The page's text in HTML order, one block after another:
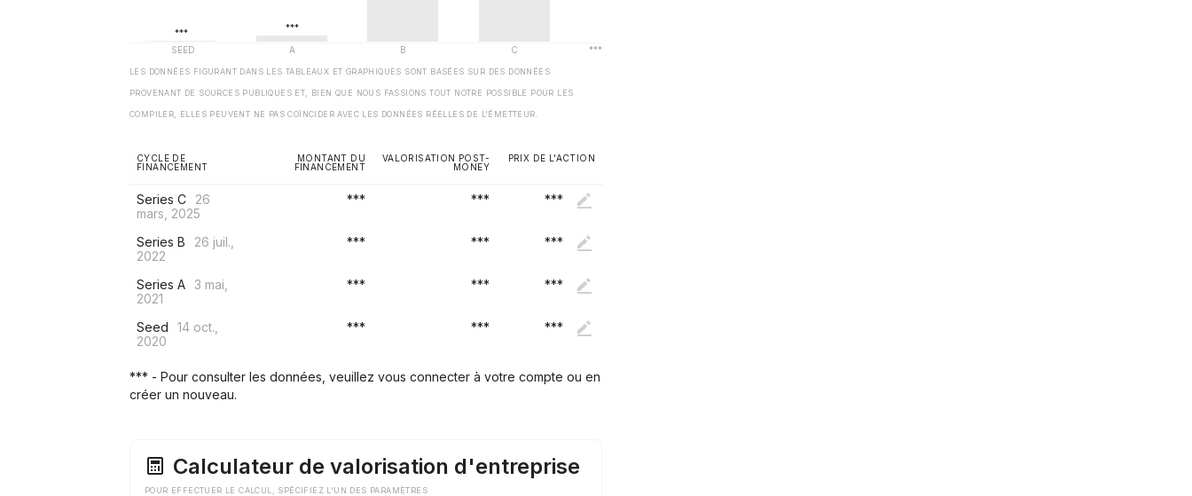
LES DONNÉES FIGURANT DANS LES TABLEAUX ET GRAPHIQUES SONT BASÉES SUR DES DONNÉES
PROVENANT DE SOURCES PUBLIQUES ET, BIEN QUE NOUS FASSIONS TOUT NOTRE POSSIBLE POUR LES
COMPILER, ELLES PEUVENT NE PAS COÏNCIDER AVEC LES DONNÉES RÉELLES DE L'ÉMETTEUR.
CYCLE DE
FINANCEMENT
MONTANT DU
FINANCEMENT
VALORISATION POST-
MONEY
PRIX DE L'ACTION
Series C
26
mars, 2025
*** *** ***
Series B
26 juil.,
2022
*** *** ***
Series A 3 mai,
2021
*** *** ***
Seed
14 oct.,
2020
*** *** ***
*** - Pour consulter les données, veuillez vous connecter à votre compte ou en
créer un nouveau.
Calculateur de valorisation d'entreprise
POUR EFFECTUER LE CALCUL, SPÉCIFIEZ L'UN DES PARAMÈTRES